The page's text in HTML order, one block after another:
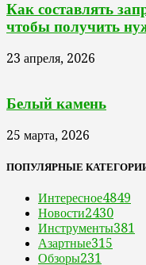
Как составлять
чтобы получить
23 апреля, 2026
Белый камень
25 марта, 2026
ПОПУЛЯРНЫЕ
Интересное4849
Новости2430
Инструменты381
Азартные315
Обзоры231